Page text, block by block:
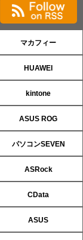
マカフィー
HUAWEI
kintone
ASUS ROG
パソコンSEVEN
ASRock
CData
ASUS